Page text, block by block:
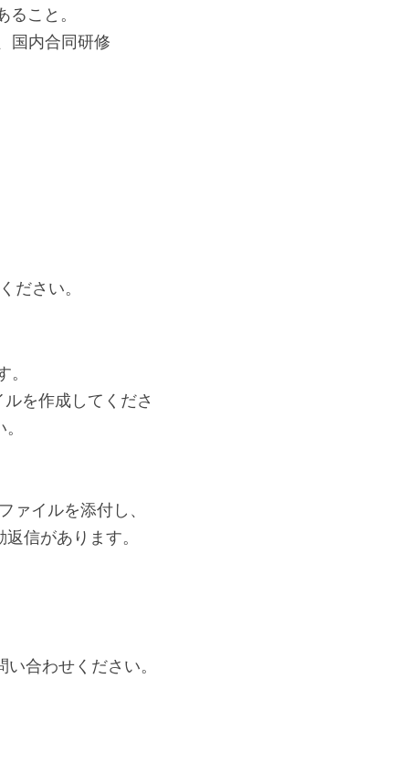
こと。
国内合同研修
ださい。
を作成してくださ
ァイルを添付し、
信があります。
い合わせください。